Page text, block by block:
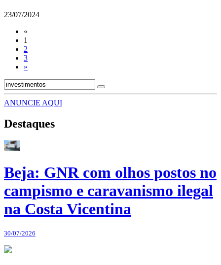
23/07/2024
«
1
2
3
»
ANUNCIE AQUI
Destaques
Beja: GNR com olhos postos no
campismo e caravanismo ilegal
na Costa Vicentina
30/07/2026